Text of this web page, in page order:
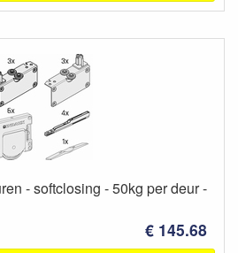
- softclosing - 50kg per deur -
€ 145.68